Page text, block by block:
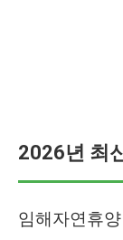
2026년 최
임해자연휴